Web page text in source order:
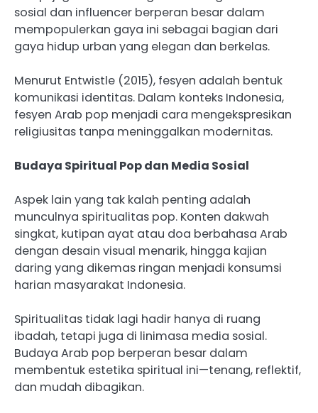
sosial dan influencer berperan besar dalam
mempopulerkan gaya ini sebagai bagian dari
gaya hidup urban yang elegan dan berkelas.
Menurut Entwistle (2015), fesyen adalah bentuk
komunikasi identitas. Dalam konteks Indonesia,
fesyen Arab pop menjadi cara mengekspresikan
religiusitas tanpa meninggalkan modernitas.
Budaya Spiritual Pop dan Media Sosial
Aspek lain yang tak kalah penting adalah
munculnya spiritualitas pop. Konten dakwah
singkat, kutipan ayat atau doa berbahasa Arab
dengan desain visual menarik, hingga kajian
daring yang dikemas ringan menjadi konsumsi
harian masyarakat Indonesia.
Spiritualitas tidak lagi hadir hanya di ruang
ibadah, tetapi juga di linimasa media sosial.
Budaya Arab pop berperan besar dalam
membentuk estetika spiritual ini—tenang, reflektif,
dan mudah dibagikan.